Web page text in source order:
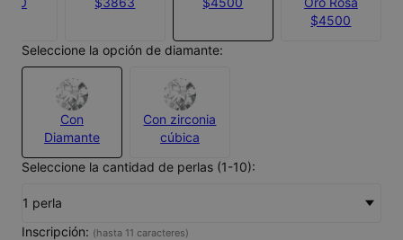
$4500
Seleccione la opción de diamante:
Con
Diamante
Con zirconia
cúbica
Seleccione la cantidad de perlas (1-10):
1 perla
Inscripción: (hasta 11 caracteres)